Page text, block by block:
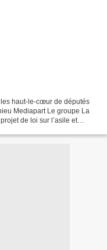
haut-le-cœur de députés
Mediapart Le groupe La
de loi sur l’asile et